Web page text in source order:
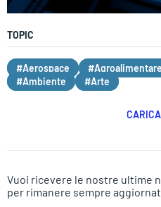
TOPIC
#Aerospace #Agroalimentare
#Ambiente
#Arte
Vuoi ricevere le nostre ultime
per rimanere sempre